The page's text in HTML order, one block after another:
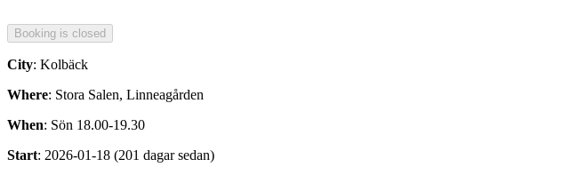
City: Kolbäck
Where: Stora Salen, Linneagården
When: Sön 18.00-19.30
Start: 2026-01-18 (201 dagar sedan)